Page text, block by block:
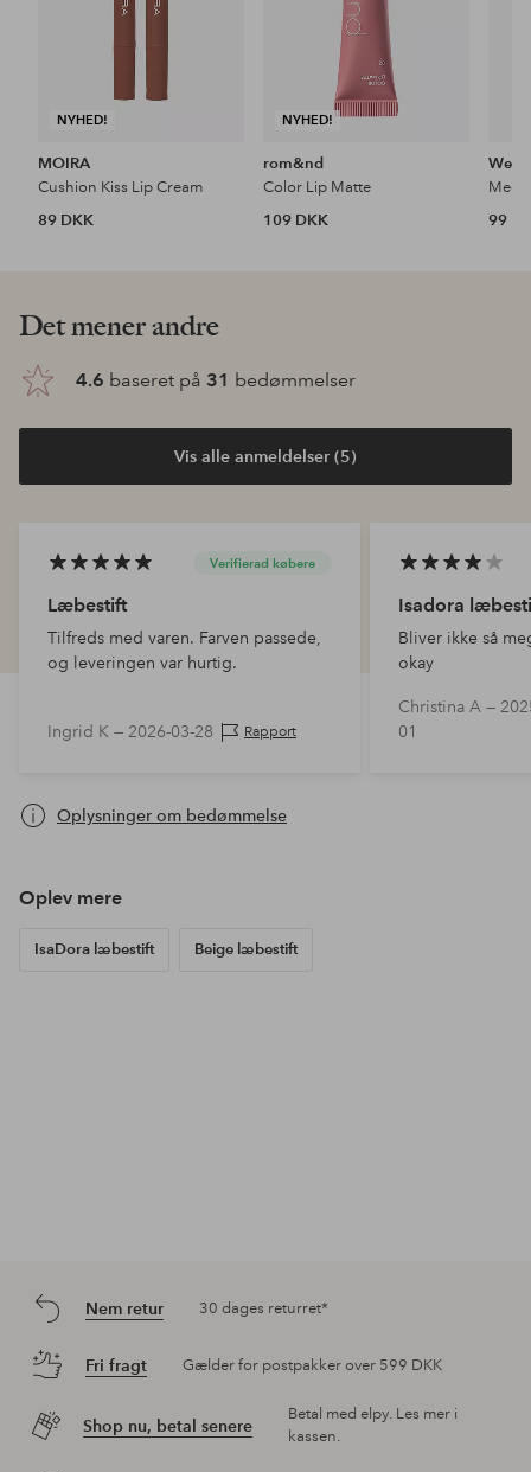
NYHED!
MOIRA
Cushion Kiss Lip Cream
89 DKK
NYHED!
rom&nd
Color Lip Matte
109 DKK
Wet
99
Det mener andre
4.6 baseret på 31 bedømmelser
Vis alle anmeldelser (5)
Verifierad købere
Læbestift
Tilfreds med varen. Farven passede,
og leveringen var hurtig.
Ingrid K — 2026-03-28 Rapport
Isadora
Bliver ikke så
okay
Christina A —
01
Oplysninger om bedømmelse
Oplev mere
IsaDora læbestift Beige læbestift
Nem retur 30 dages returret*
Fri fragt Gælder for postpakker over 599 DKK
Shop nu, betal senere
Betal med elpy. Les mer i
kassen.